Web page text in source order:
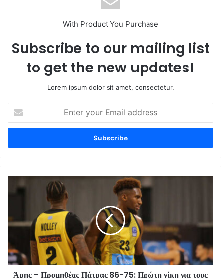
With Product You Purchase
Subscribe to our mailing list
to get the new updates!
Lorem ipsum dolor sit amet, consectetur.
your
Email
Άρης – Προμηθέας Πάτρας 86-75: Πρώτη νίκη για τους